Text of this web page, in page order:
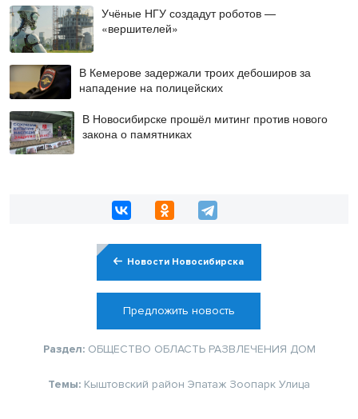
Учёные НГУ создадут роботов —
«вершителей»
В Кемерове задержали троих дебоширов за
нападение на полицейских
В Новосибирске прошёл митинг против нового
закона о памятниках
Новости Новосибирска
Предложить новость
Раздел: ОБЩЕСТВО ОБЛАСТЬ РАЗВЛЕЧЕНИЯ ДОМ
Темы: Кыштовский район Эпатаж Зоопарк Улица